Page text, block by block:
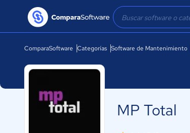
ComparaSoftware Categorías Software de Mantenimiento
MP Total